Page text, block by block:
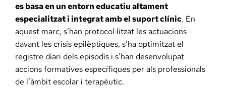
es basa en un entorn educatiu altament
especialitzat i integrat amb el suport clínic. En
aquest marc, s’han protocol·litzat les actuacions
davant les crisis epilèptiques, s’ha optimitzat el
registre diari dels episodis i s’han desenvolupat
accions formatives específiques per als professionals
de l’àmbit escolar i terapèutic.